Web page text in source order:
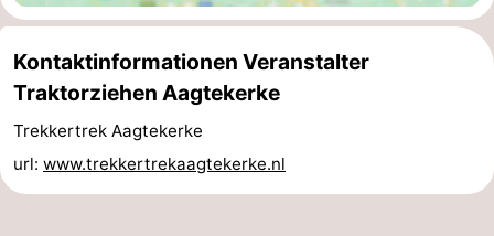
Haamstede
Natur
Kop
Schouwen
Walcheren
-
Natur
-
Kontaktinformationen Veranstalter
Traktorziehen Aagtekerke
Trekkertrek Aagtekerke
url: www.trekkertrekaagtekerke.nl